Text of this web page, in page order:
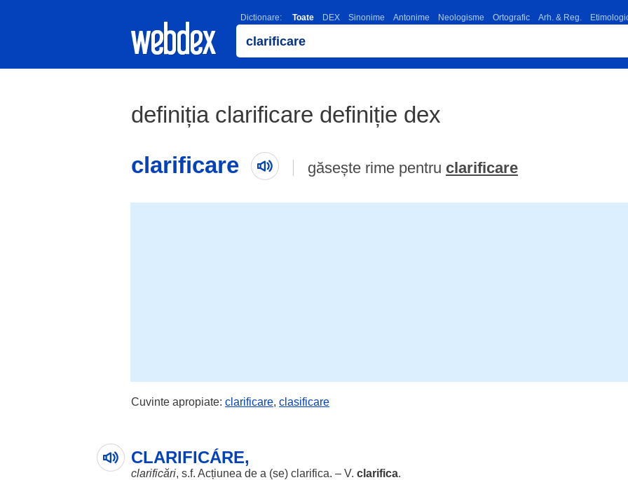
Dictionare: Toate DEX Sinonime Antonime Neologisme Ortografic Arh. & Reg.
definiția clarificare definiție dex
clarificare
găsește rime pentru clarificare
Cuvinte apropiate: clarificare, clasificare
CLARIFICÁRE,
clarificări, s.f. Acțiunea de a (se) clarifica. – V. clarifica.